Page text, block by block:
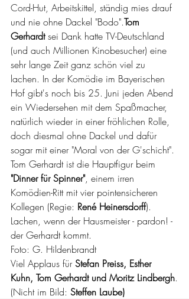
Cord-Hut, Arbeitskittel, ständig mies drauf
und nie ohne Dackel "Bodo".Tom
Gerhardt sei Dank hatte TV-Deutschland
(und auch Millionen Kinobesucher) eine
sehr lange Zeit ganz schön viel zu
lachen. In der Komödie im Bayerischen
Hof gibt's noch bis 25. Juni jeden Abend
ein Wiedersehen mit dem Spaßmacher,
natürlich wieder in einer fröhlichen Rolle,
doch diesmal ohne Dackel und dafür
sogar mit einer "Moral von der G'schicht".
Tom Gerhardt ist die Hauptfigur beim
"Dinner für Spinner", einem irren
Komödien-Ritt mit vier pointensicheren
Kollegen (Regie: René Heinersdorff).
Lachen, wenn der Hausmeister - pardon! -
der Gerhardt kommt.
Foto: G. Hildenbrandt
Viel Applaus für Stefan Preiss, Esther
Kuhn, Tom Gerhardt und Moritz Lindbergh.
(Nicht im Bild: Steffen Laube)